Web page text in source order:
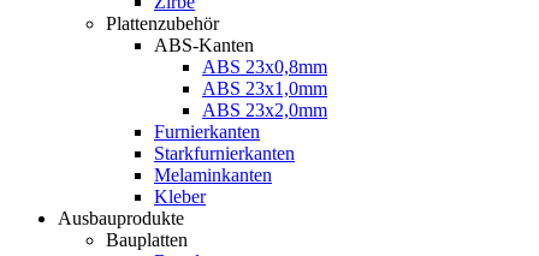
Plattenzubehör
ABS-Kanten
ABS 23x0,8mm
ABS 23x1,0mm
ABS 23x2,0mm
Furnierkanten
Starkfurnierkanten
Melaminkanten
Kleber
Ausbauprodukte
Bauplatten